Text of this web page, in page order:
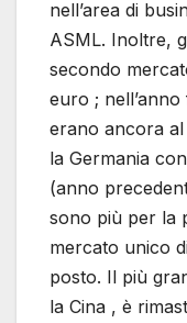
nell’area di
ASML. Inoltre,
secondo
euro ;
erano ancora
la Germania
(anno
sono più per la
mercato unico
posto. Il più
la Cina , è